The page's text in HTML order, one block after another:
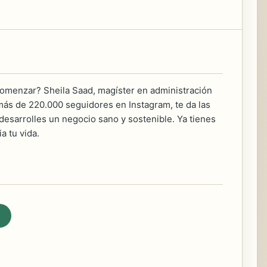
Sheila Saad, magíster en administración
de 220.000 seguidores en Instagram, te da las
un negocio sano y sostenible. Ya tienes
tu vida.